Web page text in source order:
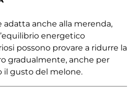
adatta anche alla merenda,
energetico
possono provare a ridurre la
gradualmente, anche per
il gusto del melone.